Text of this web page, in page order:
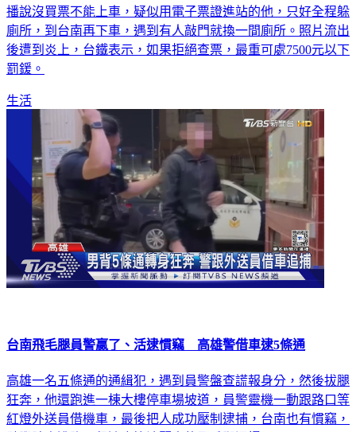
播說沒買票不能上車，疑似用電子票證進站的他，只好全程躲
廁所，到台南再下車，遇到有人敲門就換一間廁所。照片流出
後遭到炎上，台鐵表示，如果拒絕查票，最重可處7500元以下
罰鍰。
生活
台南飛毛腿員警贏了、活逮慣竊 高雄警借車逮5條通
高雄一名五條通的通緝犯，遇到員警盤查謊報身分，然後拔腿
狂奔，他還跑進一棟大樓停車場坡道，員警靈機一動跟路口等
紅燈外送員借機車，最後把人成功壓制逮捕，台南也有慣竊，